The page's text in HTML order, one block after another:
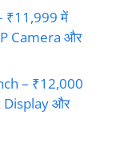
₹11,999 में
Camera और
– ₹12,000
Display और